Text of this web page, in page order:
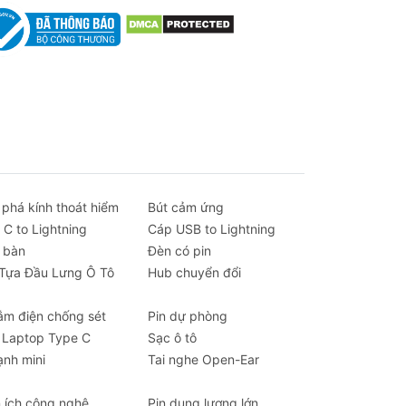
phá kính thoát hiểm
Bút cảm ứng
C to Lightning
Cáp USB to Lightning
Đèn có pin
Đầu Lưng Ô Tô
Hub chuyển đổi
điện chống sét
Pin dự phòng
Type C
Sạc ô tô
mini
Tai nghe Open-Ear
ích công nghệ Pin dung lượng lớn